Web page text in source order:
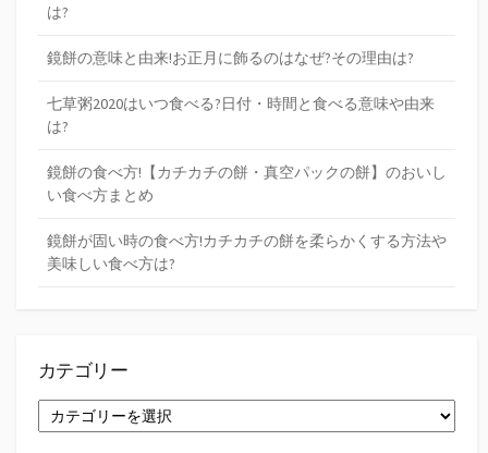
は?
鏡餅の意味と由来!お正月に飾るのはなぜ?その理由は?
七草粥2020はいつ食べる?日付・時間と食べる意味や由来
は?
鏡餅の食べ方!【カチカチの餅・真空パックの餅】のおいし
い食べ方まとめ
鏡餅が固い時の食べ方!カチカチの餅を柔らかくする方法や
美味しい食べ方は?
カテゴリー
テ